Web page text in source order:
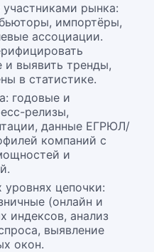
рынка:
импортёры,
ассоциации.
и выявить тренды,
в статистике.
годовые и
релизы,
данные ЕГРЮЛ/
компаний с
и
уровнях цепочки:
(онлайн и
индексов, анализ
выявление
окон.